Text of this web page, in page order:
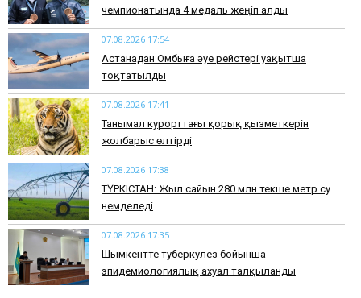
чемпионатында 4 медаль жеңіп алды
07.08.2026 17:54
Астанадан Омбыға әуе рейстері уақытша
тоқтатылды
07.08.2026 17:41
​Танымал курорттағы қорық қызметкерін
жолбарыс өлтірді
07.08.2026 17:38
ТҮРКІСТАН: Жыл сайын 280 млн текше метр су
үнемделеді
07.08.2026 17:35
​Шымкентте туберкулез бойынша
эпидемиологиялық ахуал талқыланды